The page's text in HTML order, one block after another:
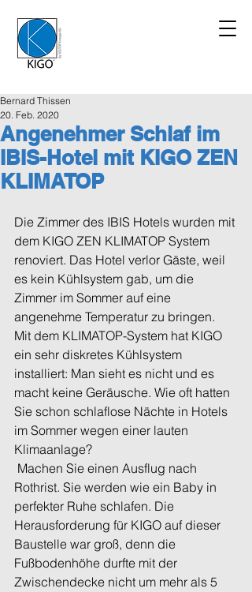
Angenehmer Schlaf im
IBIS-Hotel mit KIGO ZEN
KLIMATOP
Bernard Thissen
20. Feb. 2020
Die Zimmer des IBIS Hotels wurden mit
dem KIGO ZEN KLIMATOP System
renoviert. Das Hotel verlor Gäste, weil
es kein Kühlsystem gab, um die
Zimmer im Sommer auf eine
angenehme Temperatur zu bringen.
Mit dem KLIMATOP-System hat KIGO
ein sehr diskretes Kühlsystem
installiert: Man sieht es nicht und es
macht keine Geräusche. Wie oft hatten
Sie schon schlaflose Nächte in Hotels
im Sommer wegen einer lauten
Klimaanlage?
Rothrist. Sie werden wie ein Baby in
perfekter Ruhe schlafen. Die
Herausforderung für KIGO auf dieser
Baustelle war groß, denn die
Fußbodenhöhe durfte mit der
Zwischendecke nicht um mehr als 5